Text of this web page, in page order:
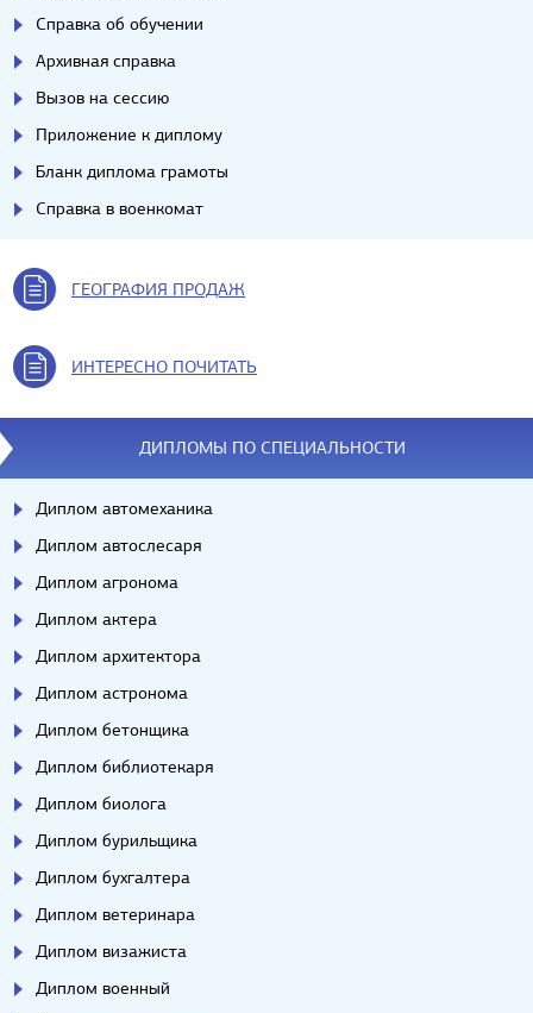
Справка об обучении
Архивная справка
Вызов на сессию
Приложение к диплому
Бланк диплома грамоты
Справка в военкомат
ГЕОГРАФИЯ ПРОДАЖ
ИНТЕРЕСНО ПОЧИТАТЬ
ДИПЛОМЫ ПО СПЕЦИАЛЬНОСТИ
Диплом автомеханика
Диплом автослесаря
Диплом агронома
Диплом актера
Диплом архитектора
Диплом астронома
Диплом бетонщика
Диплом библиотекаря
Диплом биолога
Диплом бурильщика
Диплом бухгалтера
Диплом ветеринара
Диплом визажиста
Диплом военный